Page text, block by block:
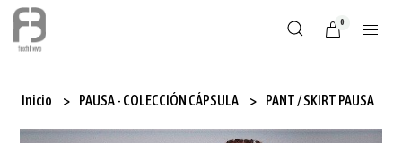
0
Inicio PAUSA - COLECCIÓN CÁPSULA PANT / SKIRT PAUSA